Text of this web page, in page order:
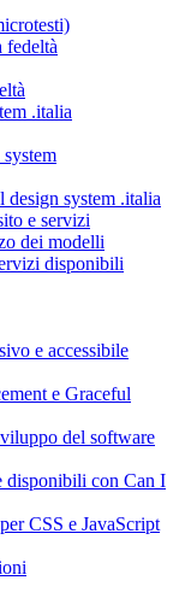
fedeltà
.italia
system .italia
e servizi
dei modelli
disponibili
e accessibile
e Graceful
del software
disponibili con Can I
CSS e JavaScript